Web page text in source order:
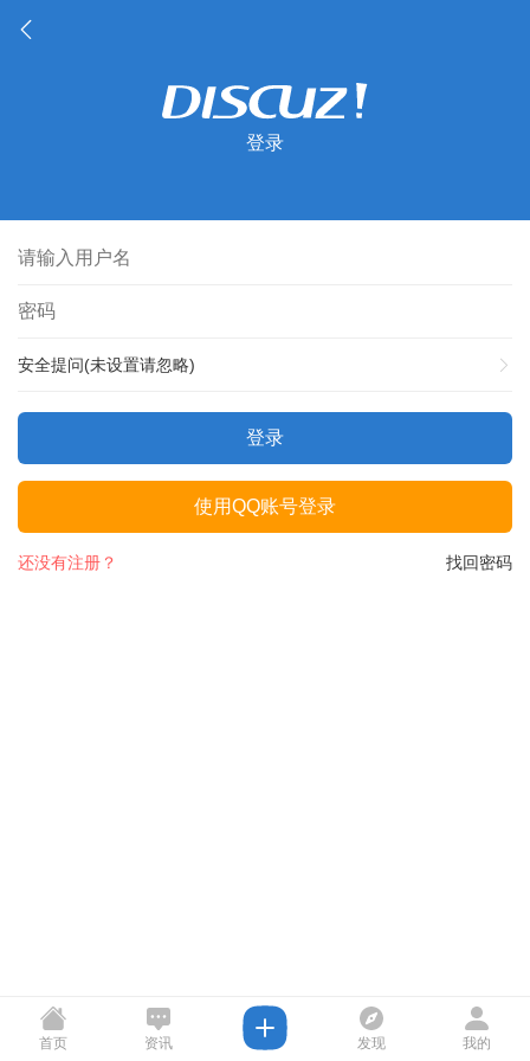
登录
安全提问(未设置请忽略)
登录
使用QQ账号登录
找回密码
还没有注册？
首页 资讯 发现 我的